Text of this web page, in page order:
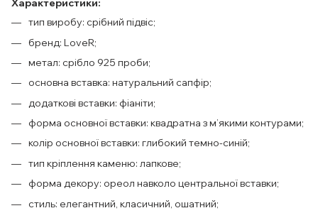
Характеристики:
тип виробу: срібний підвіс;
бренд: LoveR;
метал: срібло 925 проби;
основна вставка: натуральний сапфір;
додаткові вставки: фіаніти;
форма основної вставки: квадратна з м’якими контурами;
колір основної вставки: глибокий темно-синій;
тип кріплення каменю: лапкове;
форма декору: ореол навколо центральної вставки;
стиль: елегантний, класичний, ошатний;